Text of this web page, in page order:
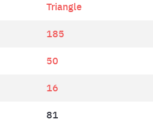
Triangle
185
50
16
81